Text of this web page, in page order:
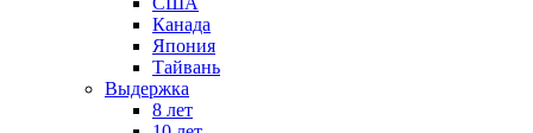
Канада
Япония
Тайвань
Выдержка
8 лет